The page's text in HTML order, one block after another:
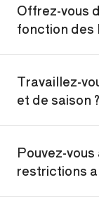
Offrez-vous
fonction des
Travaillez-
et de saison ?
Pouvez-
restrictions